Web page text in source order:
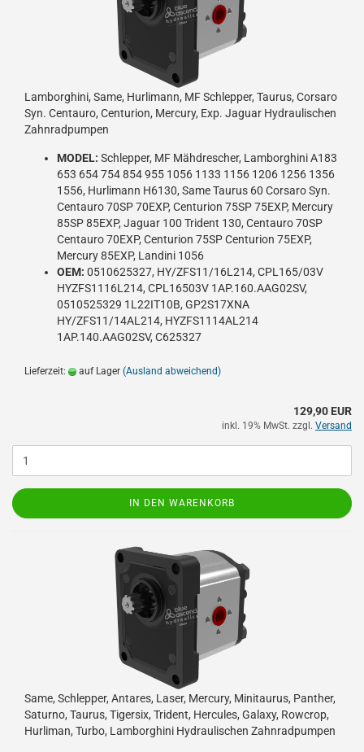
Lamborghini, Same, Hurlimann, MF Schlepper, Taurus, Corsaro
Syn. Centauro, Centurion, Mercury, Exp. Jaguar Hydraulischen
Zahnradpumpen
MODEL: Schlepper, MF Mähdrescher, Lamborghini A183
653 654 754 854 955 1056 1133 1156 1206 1256 1356
1556, Hurlimann H6130, Same Taurus 60 Corsaro Syn.
Centauro 70SP 70EXP, Centurion 75SP 75EXP, Mercury
85SP 85EXP, Jaguar 100 Trident 130, Centauro 70SP
Centauro 70EXP, Centurion 75SP Centurion 75EXP,
Mercury 85EXP, Landini 1056
OEM: 0510625327, HY/ZFS11/16L214, CPL165/03V
HYZFS1116L214, CPL16503V 1AP.160.AAG02SV,
0510525329 1L22IT10B, GP2S17XNA
HY/ZFS11/14AL214, HYZFS1114AL214
1AP.140.AAG02SV, C625327
Lieferzeit: auf Lager (Ausland abweichend)
129,90 EUR
inkl. 19% MwSt. zzgl. Versand
IN DEN WARENKORB
Same, Schlepper, Antares, Laser, Mercury, Minitaurus, Panther,
Saturno, Taurus, Tigersix, Trident, Hercules, Galaxy, Rowcrop,
Hurliman, Turbo, Lamborghini Hydraulischen Zahnradpumpen